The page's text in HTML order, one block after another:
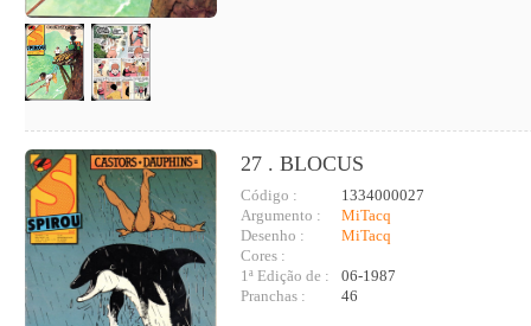
27 . BLOCUS
Código :
1334000027
Argumento :
MiTacq
Desenho :
MiTacq
Cores :
1ª Edição de :
06-1987
Pranchas :
46